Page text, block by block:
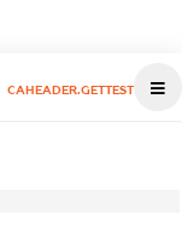
CAHEADER.GETTEST